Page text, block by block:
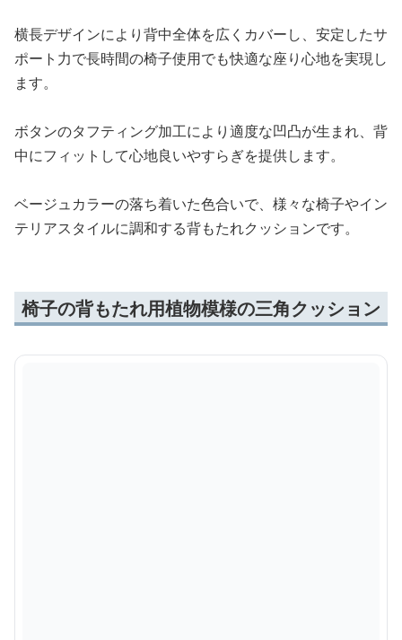
横長デザインにより背中全体を広くカバーし、安定したサ
ポート力で長時間の椅子使用でも快適な座り心地を実現し
ます。
ボタンのタフティング加工により適度な凹凸が生まれ、背
中にフィットして心地良いやすらぎを提供します。
ベージュカラーの落ち着いた色合いで、様々な椅子やイン
テリアスタイルに調和する背もたれクッションです。
椅子の背もたれ用植物模様の三角クッション